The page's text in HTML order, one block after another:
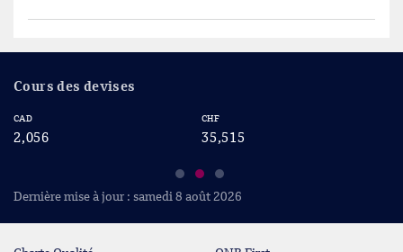
Cours des devises
CAD
2,056
CHF
35,515
Dernière mise à jour : samedi 8 août 2026